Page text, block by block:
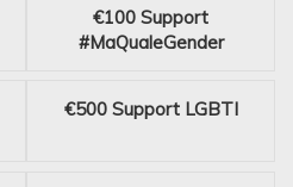
€100 Support
#MaQualeGender
€500 Support LGBTI